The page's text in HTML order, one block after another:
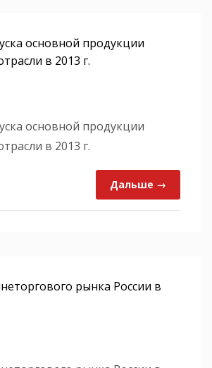
основной продукции
в 2013 г.
основной продукции
в 2013 г.
Дальше →
рынка России в